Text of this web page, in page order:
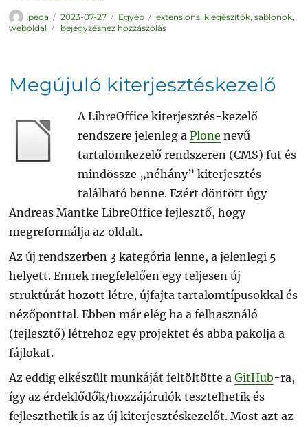
Szerző
peda Közzétéve
2023-07-27 Kategória
Egyéb Címke
extensions, kiegészítők, sablonok,
weboldal
Megújult
bejegyzéshez hozzászólás
Megújuló kiterjesztéskezelő
A LibreOffice kiterjesztés-kezelő
rendszere jelenleg aPlone nevű
tartalomkezelő rendszeren (CMS) fut és
mindössze „néhány” kiterjesztés
található benne. Ezért döntött úgy
Andreas Mantke LibreOffice fejlesztő, hogy
megreformálja az oldalt.
Az új rendszerben 3 kategória lenne, a jelenlegi 5
helyett. Ennek megfelelően egy teljesen új
struktúrát hozott létre, újfajta tartalomtípusokkal és
nézőponttal. Ebben már elég ha a felhasználó
(fejlesztő) létrehoz egy projektet és abba pakolja a
fájlokat.
Az eddig elkészült munkáját feltöltötte aGitHub-ra,
így az érdeklődők/hozzájárulók tesztelhetik és
fejleszthetik is az új kiterjesztéskezelőt. Most azt az